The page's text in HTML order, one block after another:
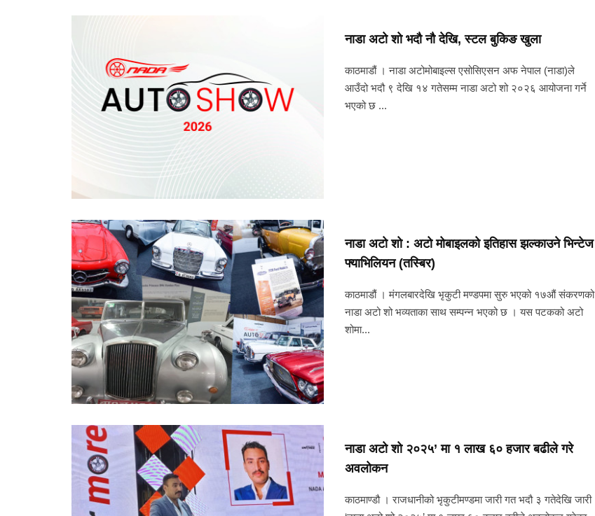
नाडा अटो शो भदौ नौ देखि, स्टल बुकिङ खुला
काठमाडौं । नाडा अटोमोबाइल्स एसोसिएसन अफ नेपाल (नाडा)ले
आउँदो भदौ ९ देखि १४ गतेसम्म नाडा अटो शो २०२६ आयोजना गर्ने
भएको छ ...
नाडा अटो शो : अटो मोबाइलको इतिहास झल्काउने भिन्टेज
फ्याभिलियन (तस्बिर)
काठमाडौं । मंगलबारदेखि भृकुटी मण्डपमा सुरु भएको १७औं संकरणको
नाडा अटो शो भव्यताका साथ सम्पन्न भएको छ । यस पटकको अटो
शोमा...
नाडा अटो शो २०२५’ मा १ लाख ६० हजार बढीले गरे
अवलोकन
काठमाण्डौ । राजधानीको भृकुटीमण्डमा जारी गत भदौ ३ गतेदेखि जारी